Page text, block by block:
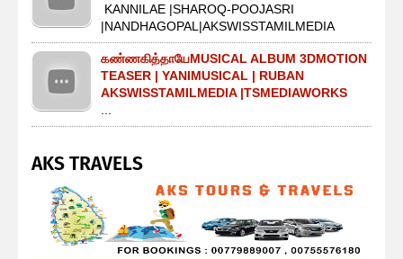
KANNILAE |SHAROQ-POOJASRI
|NANDHAGOPAL|AKSWISSTAMILMEDIA
கண்ணகித்தாயேMUSICAL ALBUM 3DMOTION
TEASER | YANIMUSICAL | RUBAN
AKSWISSTAMILMEDIA |TSMEDIAWORKS
...
AKS TRAVELS